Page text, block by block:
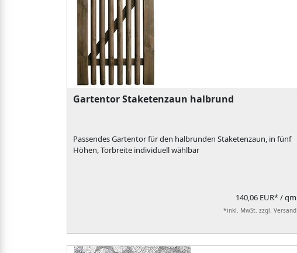
Gartentor Staketenzaun halbrund
Passendes Gartentor für den halbrunden Staketenzaun, in fünf
Höhen, Torbreite individuell wählbar
140,06 EUR*/ qm
*inkl. MwSt. zzgl. Versand